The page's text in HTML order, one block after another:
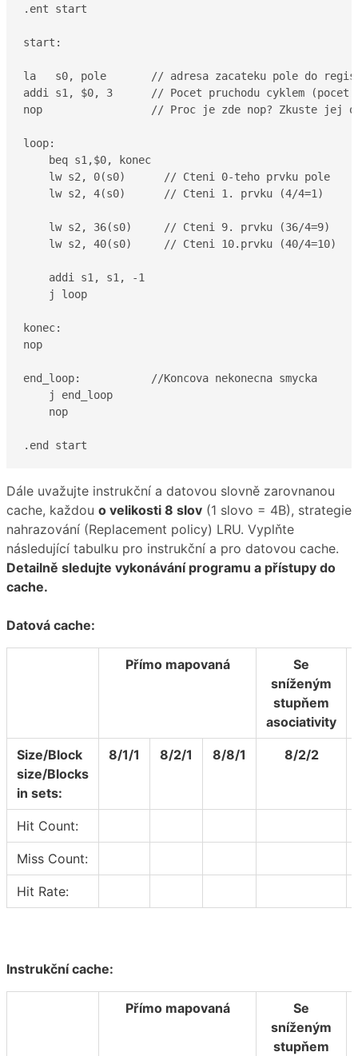
.ent start
start:
la   s0, pole       // adresa zacateku pole do
addi s1, $0, 3      // Pocet pruchodu cyklem
nop                 // Proc je zde nop? Zkuste jej
loop:
    beq s1,$0, konec
    lw s2, 0(s0)      // Cteni 0-teho prvku pole
    lw s2, 4(s0)      // Cteni 1. prvku (4/4=1)
    lw s2, 36(s0)     // Cteni 9. prvku (36/4=9)
    lw s2, 40(s0)     // Cteni 10.prvku (40/4=10)
    addi s1, s1, -1
    j loop
konec:
nop
end_loop:           //Koncova nekonecna smycka
    j end_loop
    nop
.end start
Dále uvažujte instrukční a datovou slovně zarovnanou
cache, každou o velikosti 8 slov (1 slovo = 4B), strategie
nahrazování (Replacement policy) LRU. Vyplňte
následující tabulku pro instrukční a pro datovou cache.
Detailně sledujte vykonávání programu a přístupy do
cache.
Datová cache:
Přímo mapovaná
Se
sníženým
stupňem
asociativity
Size/Block
size/Blocks
in sets:
8/1/1 8/2/1 8/8/1 8/2/2
Hit Count:
Miss Count:
Hit Rate:
Instrukční cache:
Přímo mapovaná
Se
sníženým
stupňem